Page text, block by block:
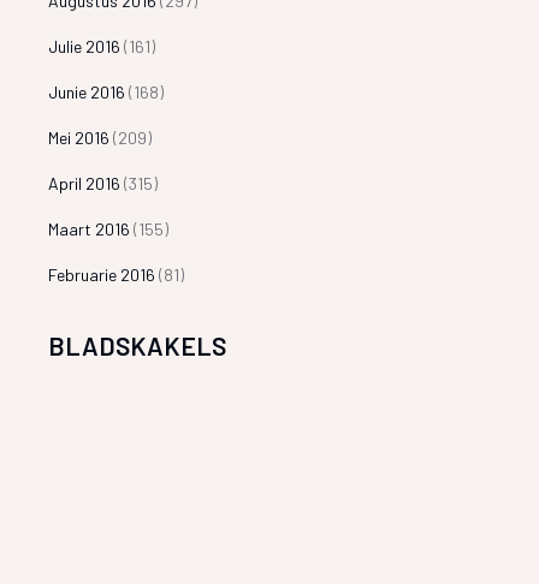
Julie 2016 (161)
Junie 2016 (168)
Mei 2016 (209)
April 2016 (315)
Maart 2016 (155)
Februarie 2016 (81)
BLADSKAKELS